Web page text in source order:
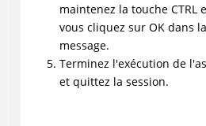
maintenez la touche CTRL
vous cliquez sur OK dans
message.
Terminez l'exécution de
et quittez la session.